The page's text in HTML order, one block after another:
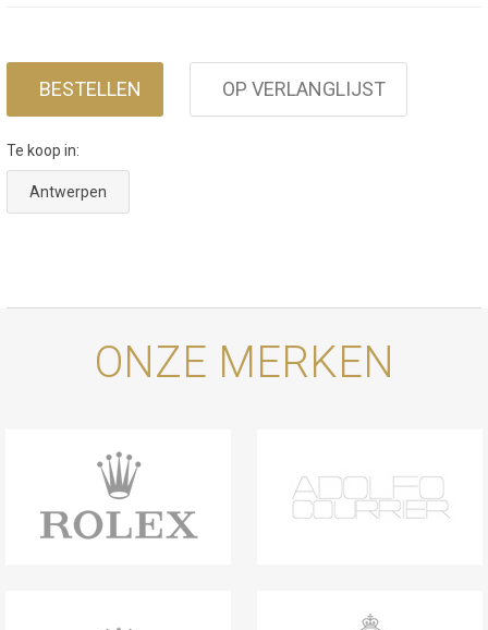
BESTELLEN OP VERLANGLIJST
Te koop in:
Antwerpen
ONZE MERKEN